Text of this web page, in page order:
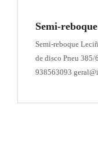
Semi-
Semi-reboque
de disco Pneu 385/
938563093